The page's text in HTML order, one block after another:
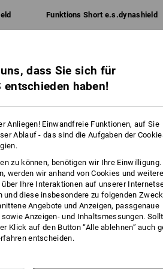
Datenblatt
Personalisierung:
Logoservice
Beintaschen im Sitzen nicht
Funktions­ Short e.s.​dynashield
Gleiche Features:
10
+8 weitere Features
dass Sie sich für
entschieden haben!
Anliegen! Einwandfreie Funktionen, auf Sie
Ablauf - das sind die Aufgaben der
zu können, benötigen wir Ihre Einwilligung.
werden wir anhand von Cookies und
Ihre Interaktionen auf unserer
diese insbesondere zu folgenden
Angebote und Anzeigen, passgenaue
Anzeigen- und Inhaltsmessungen.
Klick auf den Button “Alle ablehnen” auch
entscheiden.